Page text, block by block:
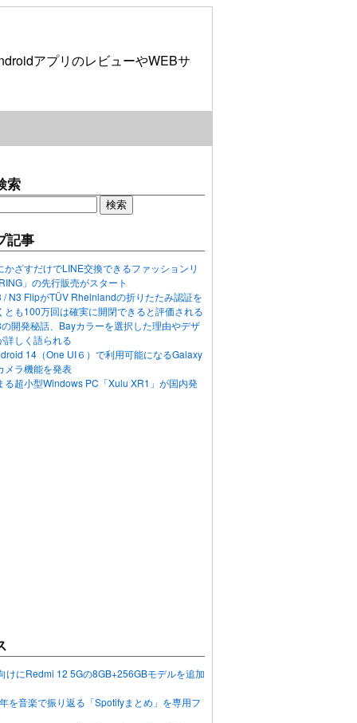
アプリのレビューやWEBサ
索
記事
かざすだけでLINE交換できるファッションリ
」の先行販売がスタート
/ N3 FlipがTÜV Rheinlandの折りたたみ認証を
とも100万回は確実に開閉できると評価される
開発秘話、Bayカラーを選択した理由やデザ
詳しく語られる
14（One UI６）で利用可能になるGalaxy
メラ機能を発表
る超小型Windows PC「Xulu XR1」が国内発
けにRedmi 12 5Gの8GB+256GBモデルを追加
を音楽で振り返る「Spotifyまとめ」を専用フ